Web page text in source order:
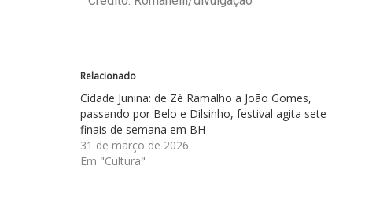
Relacionado
Cidade Junina: de Zé Ramalho a João Gomes,
passando por Belo e Dilsinho, festival agita sete
finais de semana em BH
31 de março de 2026
Em "Cultura"